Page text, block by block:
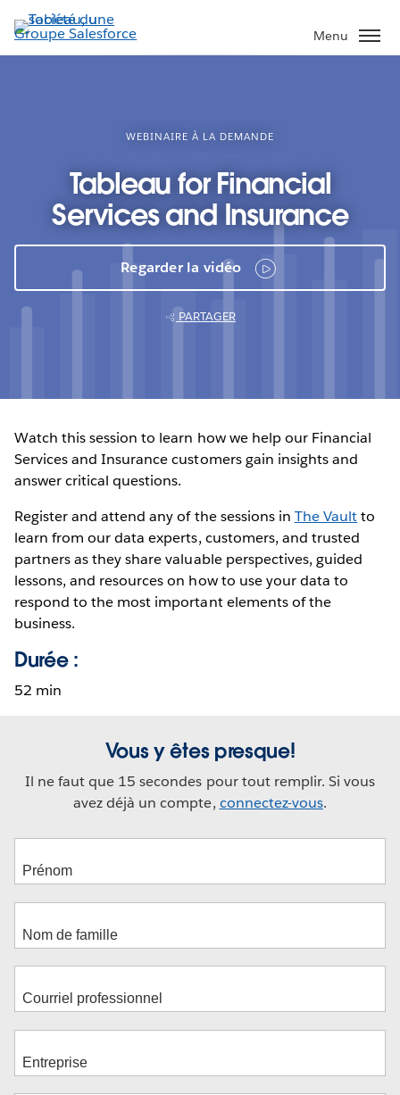
Aller
au
contenu
Menu
WEBINAIRE À LA DEMANDE
Tableau for Financial
Services and Insurance
Regarder la vidéo
PARTAGER
Watch this session to learn how we help our Financial
Services and Insurance customers gain insights and
answer critical questions.
Register and attend any of the sessions in The Vaultto
learn from our data experts, customers, and trusted
partners as they share valuable perspectives, guided
lessons, and resources on how to use your data to
respond to the most important elements of the
business.
Durée :
52 min
Vous y êtes presque!
Il ne faut que 15 secondes pour tout remplir. Si vous
avez déjà un compte, connectez-vous.